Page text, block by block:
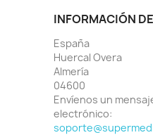
INFORMACIÓN
España
Huercal Overa
Almería
04600
Envíenos un
electrónico: